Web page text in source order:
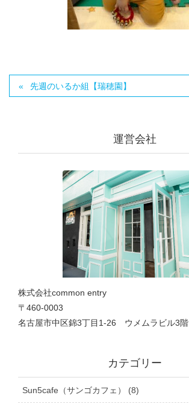
先週のいるか組【瑞穂園】
運営会社
株式会社common entry
〒460-0003
名古屋市中区錦3丁目1‐26 ウメムラビル3階
カテゴリー
Sun5cafe（サンゴカフェ） (8)